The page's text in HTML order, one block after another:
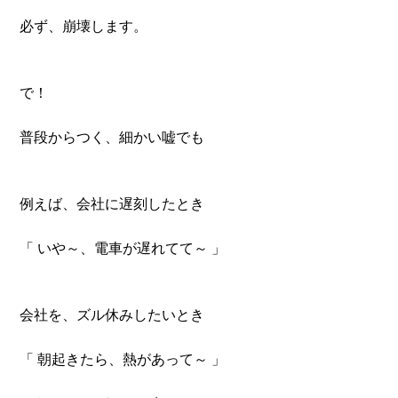
必ず、崩壊します。
で！
普段からつく、細かい嘘でも
例えば、会社に遅刻したとき
「 いや～、電車が遅れてて～ 」
会社を、ズル休みしたいとき
「 朝起きたら、熱があって～ 」